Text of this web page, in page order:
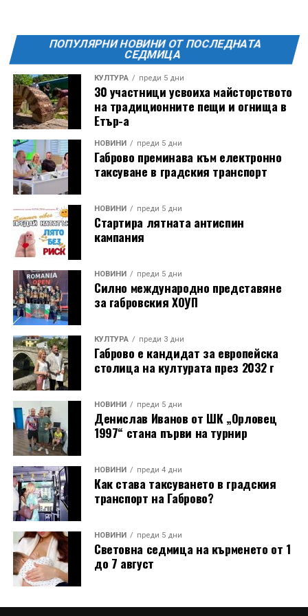
Христова.
Предстои изработването на два идейни проекта,
които ще бъдат представени и обсъдени с
обществеността. След тази фаза ще започне
подготовката на работния проект, включващ
техническите решения и детайлите за реализация.
Изборът на изпълнител и ясната визия за развитие
поставят на фокус една от най-значимите градски
трансформации през последните години –
създаването на модерен, устойчив и жив градски
пазар, който да бъде притегателно място за
търговия, култура, социални контакти и градски
живот.
ПОПУЛЯРНИ НОВИНИ ОТ ПОСЛЕДНАТА
СЕДМИЦА
КУЛТУРА преди 5 дни
30 участници усвоиха майсторството
на традиционните пещи и огнища в
Етър-а
НОВИНИ преди 5 дни
Габрово преминава към електронно
таксуване в градския транспорт
НОВИНИ преди 5 дни
Стартира лятната антиспин
кампания
НОВИНИ преди 5 дни
Силно международно представяне
за габровския ХОУП
КУЛТУРА преди 3 дни
Габрово е кандидат за европейска
столица на културата през 2032 г
НОВИНИ преди 5 дни
Денислав Иванов от ШК „Орловец
1997“ стана първи на турнир
НОВИНИ преди 4 дни
Как става таксуването в градския
транспорт на Габрово?
НОВИНИ преди 5 дни
Световна седмица на кърменето от 1
до 7 август